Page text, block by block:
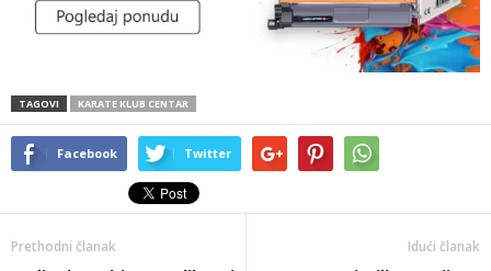
TAGOVI KARATE KLUB CENTAR
Facebook Twitter
Prethodni članak Idući članak